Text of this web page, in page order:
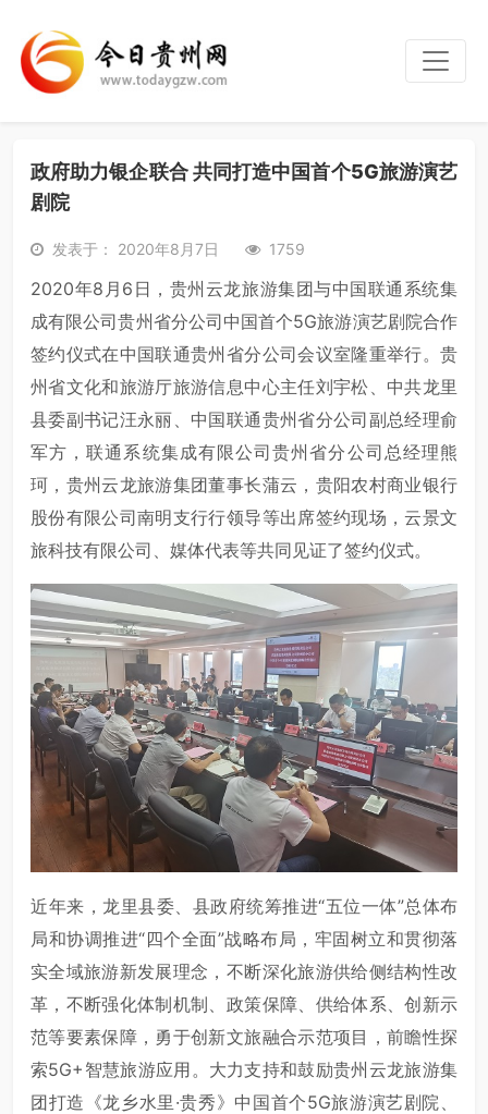
政府助力银企联合 共同打造中国首个5G旅游演艺
剧院
发表于： 2020年8月7日 1759
2020年8月6日，贵州云龙旅游集团与中国联通系统集
成有限公司贵州省分公司中国首个5G旅游演艺剧院合作
签约仪式在中国联通贵州省分公司会议室隆重举行。贵
州省文化和旅游厅旅游信息中心主任刘宇松、中共龙里
县委副书记汪永丽、中国联通贵州省分公司副总经理俞
军方，联通系统集成有限公司贵州省分公司总经理熊
珂，贵州云龙旅游集团董事长蒲云，贵阳农村商业银行
股份有限公司南明支行行领导等出席签约现场，云景文
旅科技有限公司、媒体代表等共同见证了签约仪式。
近年来，龙里县委、县政府统筹推进“五位一体”总体布
局和协调推进“四个全面”战略布局，牢固树立和贯彻落
实全域旅游新发展理念，不断深化旅游供给侧结构性改
革，不断强化体制机制、政策保障、供给体系、创新示
范等要素保障，勇于创新文旅融合示范项目，前瞻性探
索5G+智慧旅游应用。大力支持和鼓励贵州云龙旅游集
团打造《龙乡水里·贵秀》中国首个5G旅游演艺剧院、